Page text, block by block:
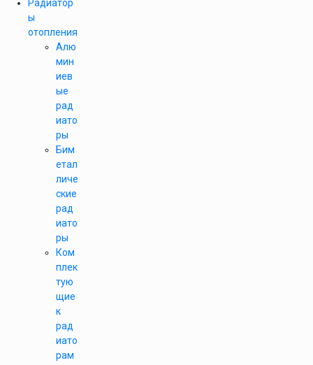
Радиатор
ы
отопления
Алю
мин
иев
ые
рад
иато
ры
Бим
етал
личе
ские
рад
иато
ры
Ком
плек
тую
щие
к
рад
иато
рам